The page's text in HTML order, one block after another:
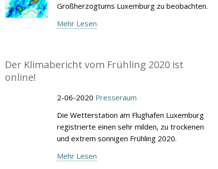
Großherzogtums Luxemburg zu beobachten.
Mehr Lesen
Der Klimabericht vom Frühling 2020 ist
online!
2-06-2020 Presseraum
Die Wetterstation am Flughafen Luxemburg
registrierte einen sehr milden, zu trockenen
und extrem sonnigen Frühling 2020.
Mehr Lesen